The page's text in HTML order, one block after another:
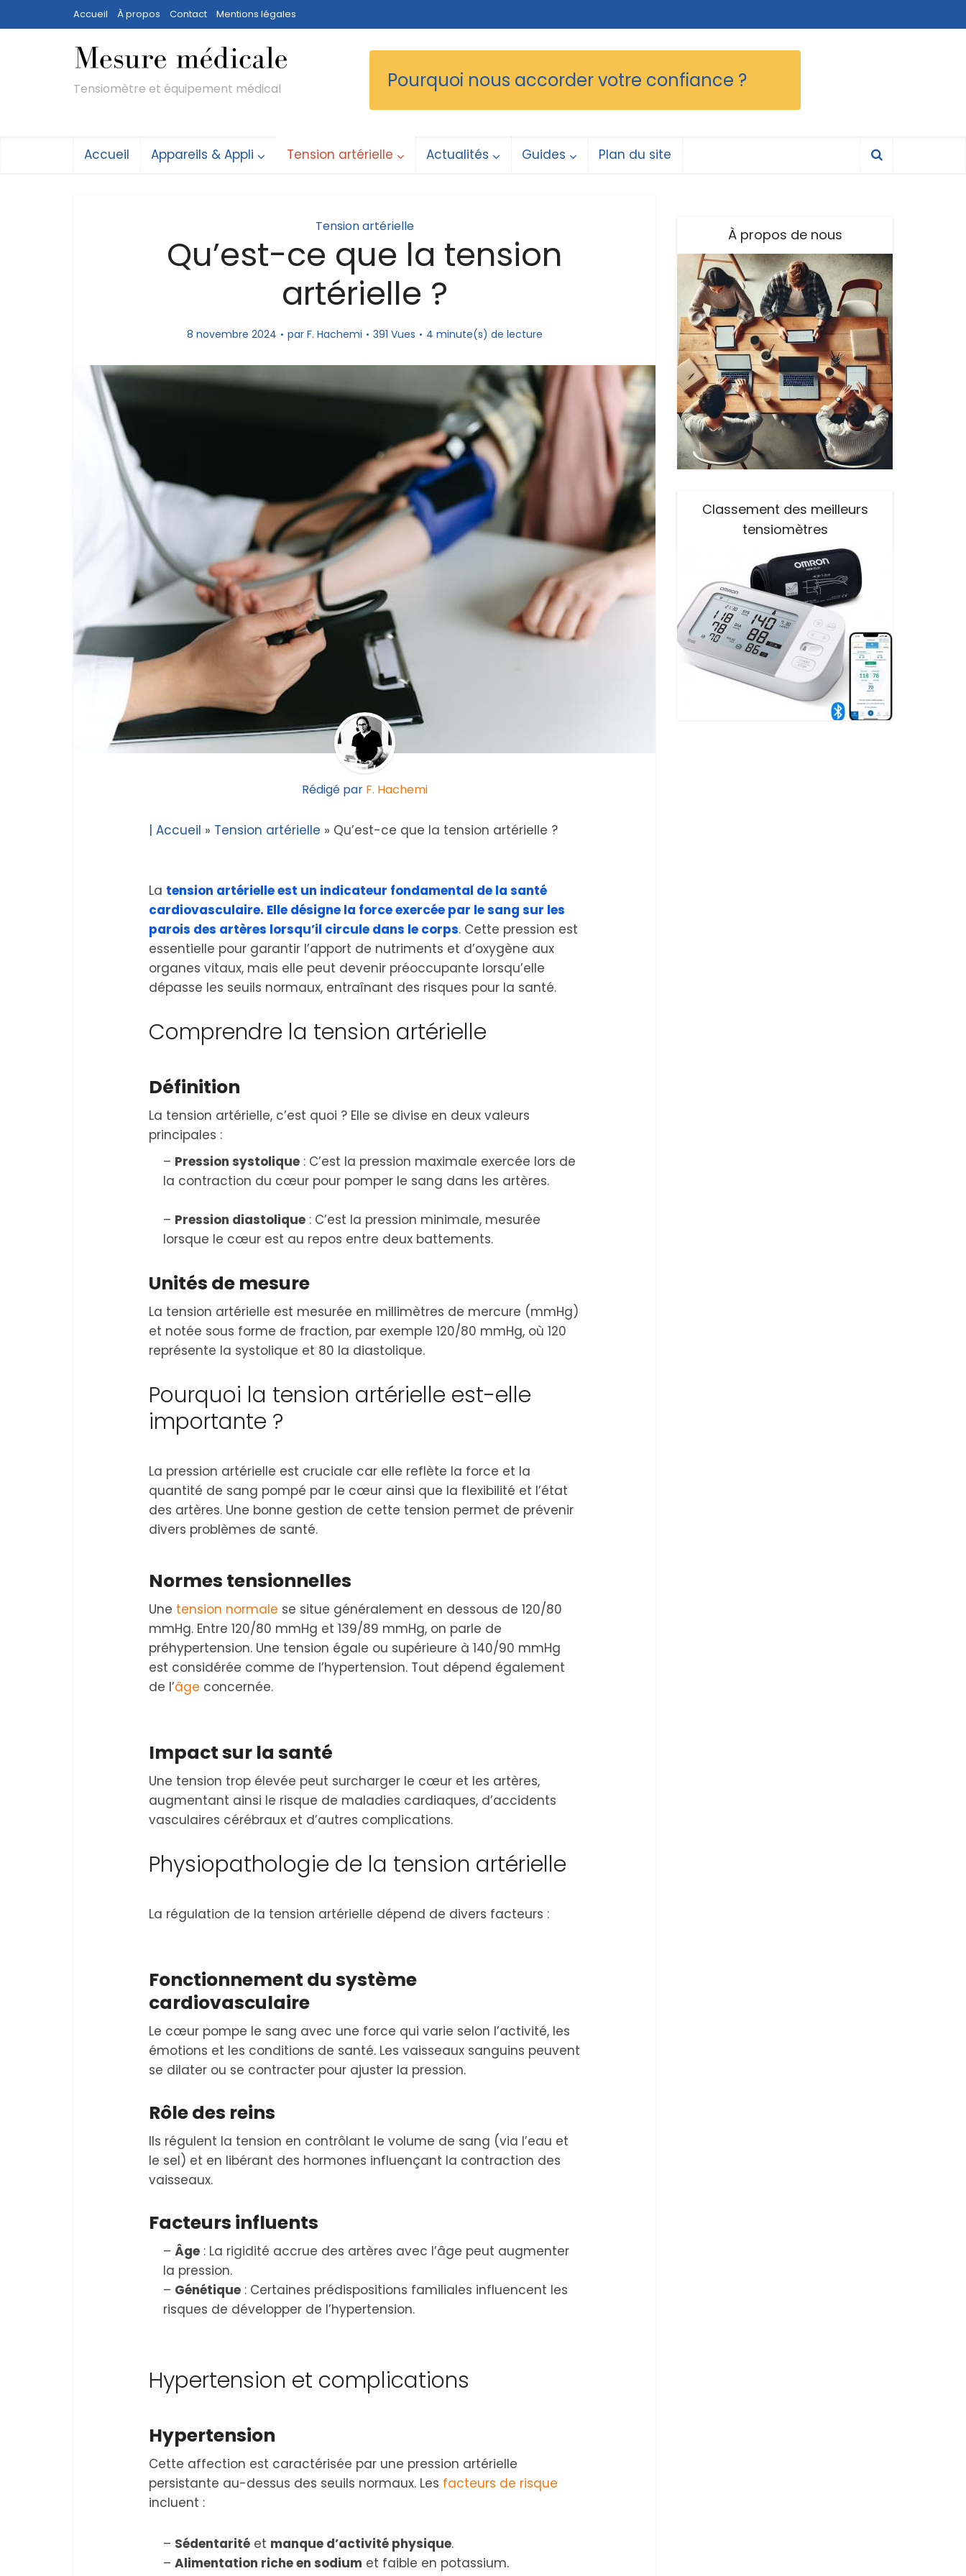
Accueil À propos Contact Mentions légales
Tensiomètre et équipement médical Pourquoi nous accorder votre confiance ?
Accueil Appareils & Appli Tension artérielle Actualités Guides Plan du site
Tension artérielle
Qu’est-ce que la tension
artérielle ?
8 novembre 2024 par F. Hachemi 391 Vues 4 minute(s) de lecture
Rédigé par F. Hachemi
| Accueil » Tension artérielle » Qu’est-ce que la tension artérielle ?
La tension artérielle est un indicateur fondamental de la santé
cardiovasculaire. Elle désigne la force exercée par le sang sur les
parois des artères lorsqu’il circule dans le corps. Cette pression est
essentielle pour garantir l’apport de nutriments et d’oxygène aux
organes vitaux, mais elle peut devenir préoccupante lorsqu’elle
dépasse les seuils normaux, entraînant des risques pour la santé.
Comprendre la tension artérielle
Définition
La tension artérielle, c’est quoi ? Elle se divise en deux valeurs
principales :
– Pression systolique : C’est la pression maximale exercée lors de
la contraction du cœur pour pomper le sang dans les artères.
– Pression diastolique : C’est la pression minimale, mesurée
lorsque le cœur est au repos entre deux battements.
Unités de mesure
La tension artérielle est mesurée en millimètres de mercure (mmHg)
et notée sous forme de fraction, par exemple 120/80 mmHg, où 120
représente la systolique et 80 la diastolique.
Pourquoi la tension artérielle est-elle
importante ?
La pression artérielle est cruciale car elle reflète la force et la
quantité de sang pompé par le cœur ainsi que la flexibilité et l’état
des artères. Une bonne gestion de cette tension permet de prévenir
divers problèmes de santé.
Normes tensionnelles
Une tension normale se situe généralement en dessous de 120/80
mmHg. Entre 120/80 mmHg et 139/89 mmHg, on parle de
préhypertension. Une tension égale ou supérieure à 140/90 mmHg
est considérée comme de l’hypertension​​. Tout dépend également
de l’âge concernée.
Impact sur la santé
Une tension trop élevée peut surcharger le cœur et les artères,
augmentant ainsi le risque de maladies cardiaques, d’accidents
vasculaires cérébraux et d’autres complications​​.
Physiopathologie de la tension artérielle
La régulation de la tension artérielle dépend de divers facteurs :
Fonctionnement du système
cardiovasculaire
Le cœur pompe le sang avec une force qui varie selon l’activité, les
émotions et les conditions de santé. Les vaisseaux sanguins peuvent
se dilater ou se contracter pour ajuster la pression​.
Rôle des reins
Ils régulent la tension en contrôlant le volume de sang (via l’eau et
le sel) et en libérant des hormones influençant la contraction des
vaisseaux.
Facteurs influents
– Âge : La rigidité accrue des artères avec l’âge peut augmenter
la pression.
– Génétique : Certaines prédispositions familiales influencent les
risques de développer de l’hypertension​​.
Hypertension et complications
Hypertension
Cette affection est caractérisée par une pression artérielle
persistante au-dessus des seuils normaux. Les facteurs de risque
incluent :
– Sédentarité et manque d’activité physique​.
– Alimentation riche en sodium et faible en potassium​.
À propos de nous
Classement des meilleurs
tensiomètres